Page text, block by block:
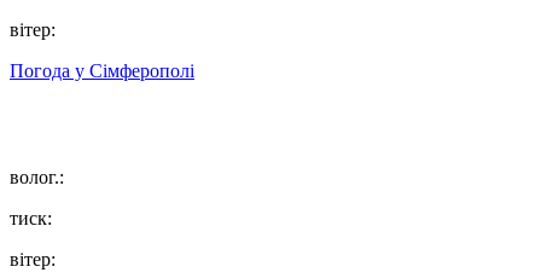
вітер:
Погода у Сімферополі
волог.:
тиск:
вітер: